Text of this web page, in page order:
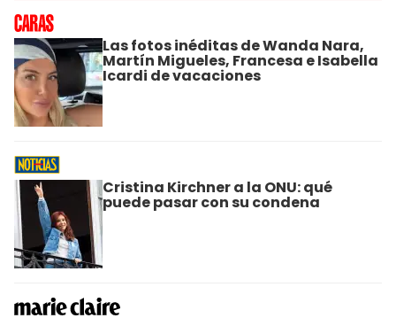
Las fotos inéditas de Wanda Nara,
Martín Migueles, Francesa e Isabella
Icardi de vacaciones
Cristina Kirchner a la ONU: qué
puede pasar con su condena